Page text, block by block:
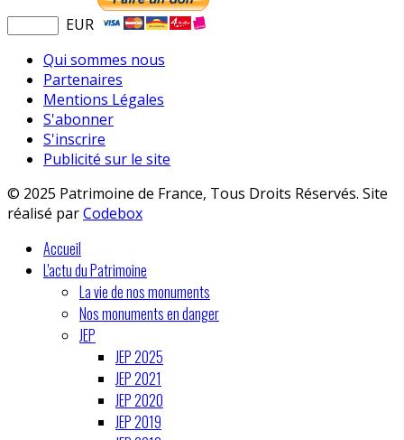
EUR
Qui sommes nous
Partenaires
Mentions Légales
S'abonner
S'inscrire
Publicité sur le site
© 2025 Patrimoine de France, Tous Droits Réservés. Site
réalisé parCodebox
Accueil
L'actu du Patrimoine
La vie de nos monuments
Nos monuments en danger
JEP
JEP 2025
JEP 2021
JEP 2020
JEP 2019